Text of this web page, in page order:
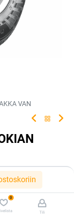
0
Tili
VAN
Kestävää